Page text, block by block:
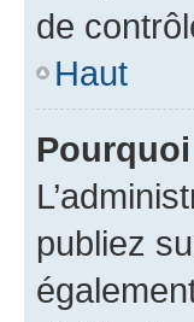
de
Haut
publiez